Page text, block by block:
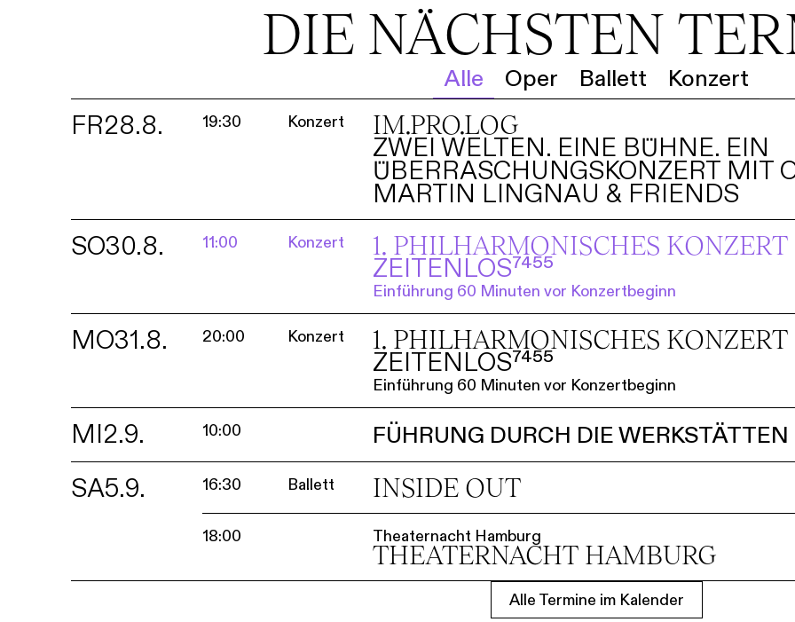
DIE NÄCHSTEN
Alle Oper Ballett Konzert
FR28.8. 19:30 Konzert IM.PRO.LOG
ZWEI WELTEN. EINE BÜHNE. EIN
ÜBERRASCHUNGSKONZERT MIT
MARTIN LINGNAU & FRIENDS
SO30.8. 11:00 Konzert 1. PHILHARMO­NISCHES KONZERT
ZEITENLOS⁷⁴⁵⁵
Einführung 60 Minuten vor Konzertbeginn
MO31.8. 20:00 Konzert 1. PHILHARMO­NISCHES KONZERT
ZEITENLOS⁷⁴⁵⁵
Einführung 60 Minuten vor Konzertbeginn
MI2.9. 10:00 FÜHRUNG DURCH DIE WERKSTÄTTEN
SA5.9. 16:30 Ballett INSIDE OUT
18:00 Theaternacht Hamburg
THEATER­NACHT HAMBURG
Alle Termine im Kalender